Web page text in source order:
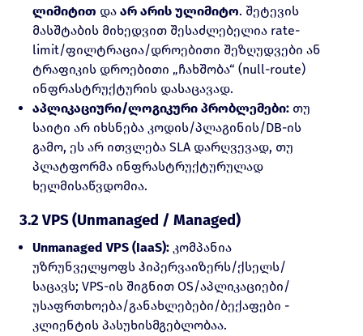
ლიმიტით და არ არის ულიმიტო. შეტევის
მასშტაბის მიხედვით შესაძლებელია rate-
limit/ფილტრაცია/დროებითი შეზღუდვები ან
ტრაფიკის დროებითი „ჩახშობა“ (null-route)
ინფრასტრუქტურის დასაცავად.
აპლიკაციური/ლოგიკური პრობლემები: თუ
საიტი არ იხსნება კოდის/პლაგინის/DB-ის
გამო, ეს არ ითვლება SLA დარღვევად, თუ
პლატფორმა ინფრასტრუქტურულად
ხელმისაწვდომია.
3.2 VPS (Unmanaged / Managed)
Unmanaged VPS (IaaS): კომპანია
უზრუნველყოფს ჰიპერვაიზერს/ქსელს/
საცავს; VPS-ის შიგნით OS/აპლიკაციები/
უსაფრთხოება/განახლებები/ბექაფები -
კლიენტის პასუხისმგებლობაა.